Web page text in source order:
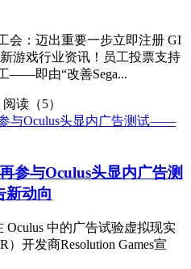
会：迈出重要一步立即注册 GI
游戏行业资讯！员工投票支持
——即由“改善Sega...
阅读（5）
参与Oculus头显内广告测
动向
Oculus 中的广告试验虚拟现实
）开发商Resolution Games宣